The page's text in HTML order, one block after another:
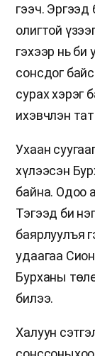
гээч.
олигтой
гэхээр нь би
сонсдог
сурах хэрэг
ихэвчлэн
Ухаан
хүлээсэн
байна. Одоо
Тэгээд би
баярлуулъя
удаагаа
Бурханы
билээ.
Халуун